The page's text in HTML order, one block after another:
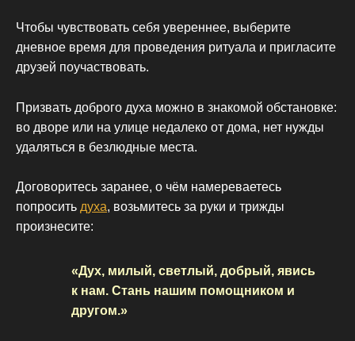
Чтобы чувствовать себя увереннее, выберите
дневное время для проведения ритуала и пригласите
друзей поучаствовать.
Призвать доброго духа можно в знакомой обстановке:
во дворе или на улице недалеко от дома, нет нужды
удаляться в безлюдные места.
Договоритесь заранее, о чём намереваетесь
попросить духа, возьмитесь за руки и трижды
произнесите:
«Дух, милый, светлый, добрый, явись
к нам. Стань нашим помощником и
другом.»